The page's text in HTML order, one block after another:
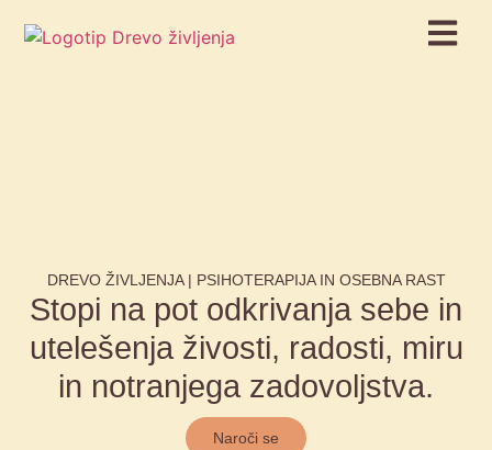
DREVO ŽIVLJENJA | PSIHOTERAPIJA IN OSEBNA RAST
Stopi na pot odkrivanja sebe in
utelešenja živosti, radosti, miru
in notranjega zadovoljstva.
Naroči se